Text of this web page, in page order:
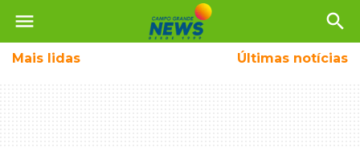
menu search
Mais lidas Últimas notícias